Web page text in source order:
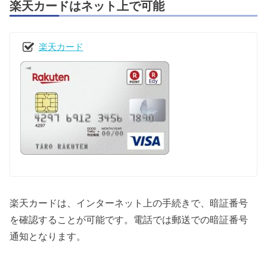
楽天カードはネット上で可能
楽天カード
楽天カードは、インターネット上の手続きで、暗証番号
を確認することが可能です。電話では郵送での暗証番号
通知となります。